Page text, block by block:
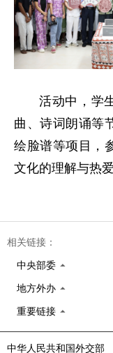
活动中，学
曲、诗词朗诵等
绘脸谱等项目，
文化的理解与热爱
相关链接：
中央部委
地方外办
重要链接
中华人民共和国外交部